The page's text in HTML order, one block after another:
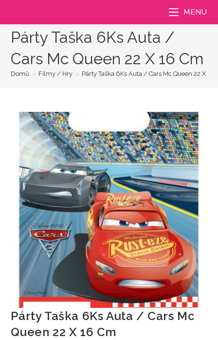
MENU
Párty Taška 6Ks Auta /
Cars Mc Queen 22 X 16 Cm
Domů > Filmy / Hry > Párty Taška 6Ks Auta / Cars Mc Queen 22 X 16
Párty Taška 6Ks Auta / Cars Mc
Queen 22 X 16 Cm